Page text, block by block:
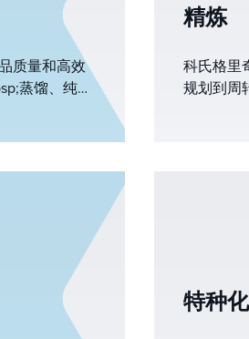
质量和高效
蒸馏、纯化
料应用
精炼
科氏格里
规划到周
营成果
在这些
特种